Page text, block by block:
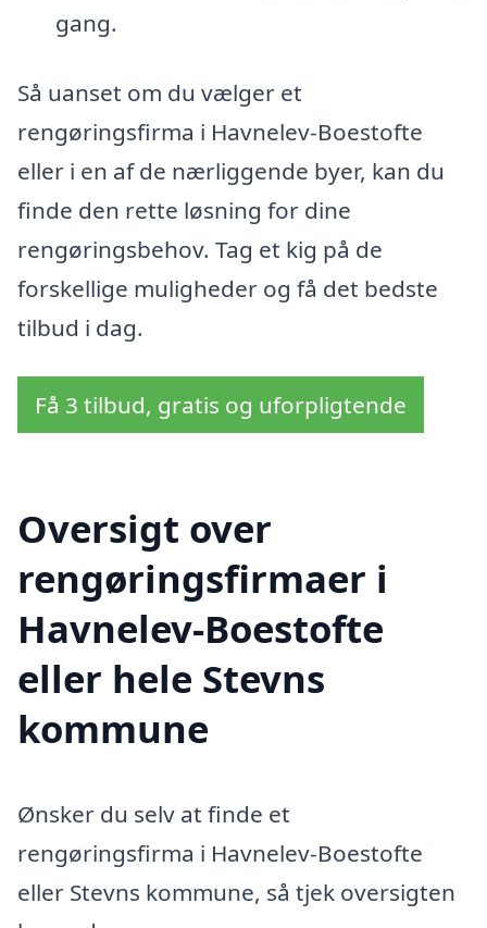
gang.
Så uanset om du vælger et
rengøringsfirma i Havnelev-Boestofte
eller i en af de nærliggende byer, kan du
finde den rette løsning for dine
rengøringsbehov. Tag et kig på de
forskellige muligheder og få det bedste
tilbud i dag.
Få 3 tilbud, gratis og uforpligtende
Oversigt over
rengøringsfirmaer i
Havnelev-Boestofte
eller hele Stevns
kommune
Ønsker du selv at finde et
rengøringsfirma i Havnelev-Boestofte
eller Stevns kommune, så tjek oversigten